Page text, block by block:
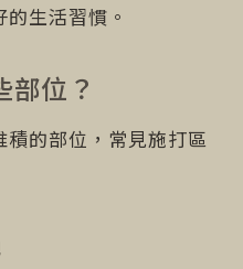
生活習慣。
部位？
的部位，常見施打區